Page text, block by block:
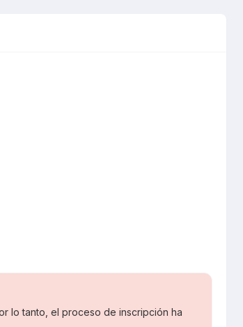
lo tanto, el proceso de inscripción ha